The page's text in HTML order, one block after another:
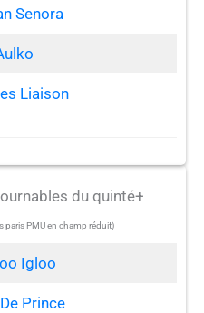
Senora
Liaison
du quinté+
paris PMU en champ réduit)
Igloo
Prince